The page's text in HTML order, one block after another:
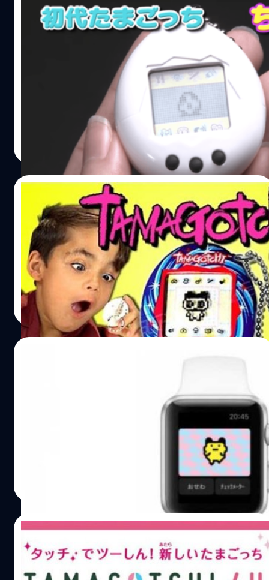
รีเทิร์นไอเทม จากยุค90’s ทามาก็อตฟื้นคืนชีพ
หากคุณเป็นเด็กยุค 90's เมื่อราว ๆ 20 ปี ก่อน ในยุคนั้นคงไม่มี
ใครไม่รู้จักไอเทมยอดฮิต ทามาก็อต สัตว์เลี้ยงมือถือที่ไม่มี
ถือว่าเชยสุด ๆ แม้เก่าไปใหม่มา ปัจจุบันเทคโนโลยีก้าวหน้าจึง
มีอุปกรณ์สร้างความสนุกสนาน หรือเกมต่าง ๆ เข้ามาแทนที่
ทามาก็อต จึงหายและถูกลืมไปในที่สุด.... ล่าสุด 'Bandai'ผู้
ผลิตของเล่นสัญชาติญี่ปุ่น ได้เปิดตัวสัตว์เลี้ยงมือถือ ย้อน
ความทรงจำในวัยเด็ก ซึ่งมาพร้อมกับสัญลักษณ์ 6 ตัวแสน
คลาสสิค ที่เด็กในยุค 90 น่าจะคุ้นหน้าคุ้นตาเป็นอย่างดี แตก
ต่างกันตรงที่มีขนาดเพียงครึ่งหนึ่งของทามาก็อตต้นฉบับ มี
การอัพเดทเวอร์ชันใหม่ ซึ่งมีอักขระและฟังก์ชันที่ต่างจากเดิม
และแน่นอนว่าในทันทีที่มีการผลิตออกมาวางจำหน่ายอีกครั้งก็
ขายหมดอย่างรวดเร็ว ย้อนไปเมื่อปี 2539 มีการเปิดตัว ทามา
ก็อต ในประเทศญี่ปุ่น ซึ่งเป็นของเล่นที่ได้รับความนิยมอย่าง
รวดเร็ว จนกระทั่งแพร่กระจายไปสู่โลกตะวันตก วางขายใน
สหรัฐฯและยุโรปในปี 2540 ที่มา mashable.com
Kaewta Parnmongkon| 3406 days ago
05/12/2015
จะเกิดอะไรขึ้นเมื่อเด็กรุ่นใหม่มาเล่น “ทามา
ก็อต” สัตว์เลี้ยงของเล่นในตำนาน
มาดูกันว่าเด็กยุค ios มาเจอของเล่นยุค 90 จะเป็นอย่างไร
วงศกร ปฐมชัยวัฒน์| 3900 days ago
Read More
ให้โหลดเล่นบน Apple Watch แล้ว
"ทามาก็อตจิ"จะกลับมาสร้างความสนุกสนานอีกครั้งให้กับคุณ
12/07/2014
ทามาก็อตจิอัพเกรดพ่วงเทคโนโลยี NFC ใช้กับ
สมาร์ทโฟนได้ จ่อวางขาย ก.ย. นี้